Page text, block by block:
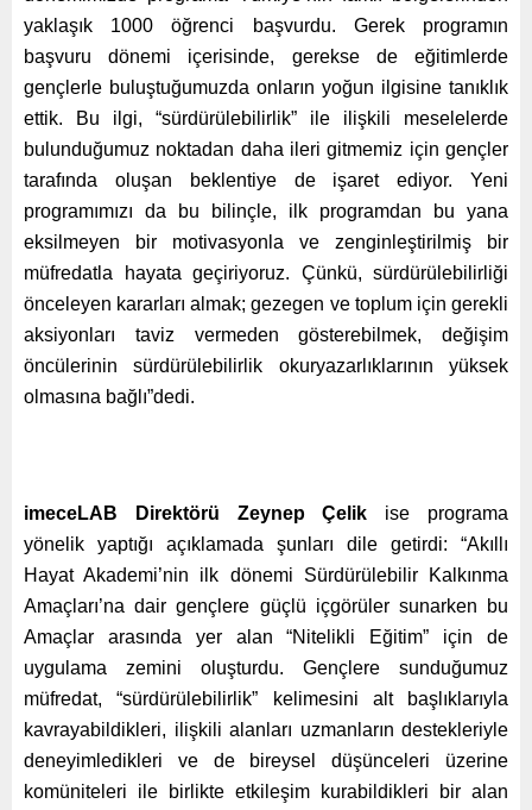
yaklaşık 1000 öğrenci başvurdu. Gerek programın
başvuru dönemi içerisinde, gerekse de eğitimlerde
gençlerle buluştuğumuzda onların yoğun ilgisine tanıklık
ettik. Bu ilgi, “sürdürülebilirlik” ile ilişkili meselelerde
bulunduğumuz noktadan daha ileri gitmemiz için gençler
tarafında oluşan beklentiye de işaret ediyor. Yeni
programımızı da bu bilinçle, ilk programdan bu yana
eksilmeyen bir motivasyonla ve zenginleştirilmiş bir
müfredatla hayata geçiriyoruz. Çünkü, sürdürülebilirliği
önceleyen kararları almak; gezegen ve toplum için gerekli
aksiyonları taviz vermeden gösterebilmek, değişim
öncülerinin sürdürülebilirlik okuryazarlıklarının yüksek
olmasına bağlı”dedi.
imeceLAB Direktörü Zeynep Çelik ise programa
yönelik yaptığı açıklamada şunları dile getirdi: “Akıllı
Hayat Akademi’nin ilk dönemi Sürdürülebilir Kalkınma
Amaçları’na dair gençlere güçlü içgörüler sunarken bu
Amaçlar arasında yer alan “Nitelikli Eğitim” için de
uygulama zemini oluşturdu. Gençlere sunduğumuz
müfredat, “sürdürülebilirlik” kelimesini alt başlıklarıyla
kavrayabildikleri, ilişkili alanları uzmanların destekleriyle
deneyimledikleri ve de bireysel düşünceleri üzerine
komüniteleri ile birlikte etkileşim kurabildikleri bir alan